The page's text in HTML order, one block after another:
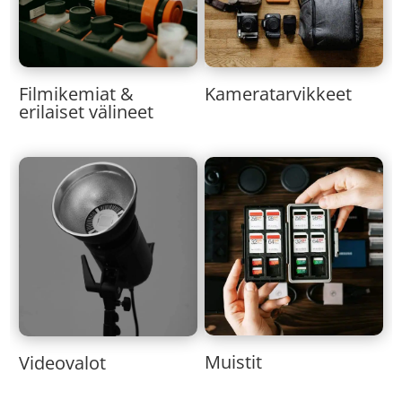
Filmikemiat &
erilaiset välineet
Kameratarvikkeet
Videovalot Muistit